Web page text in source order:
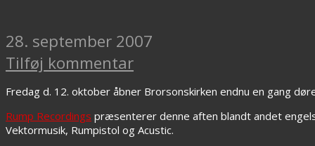
28. september 2007
Tilføj kommentar
Fredag d. 12. oktober åbner Brorsonskirken endnu en gang
Rump Recordings præsenterer denne aften blandt andet
Vektormusik, Rumpistol og Acustic.